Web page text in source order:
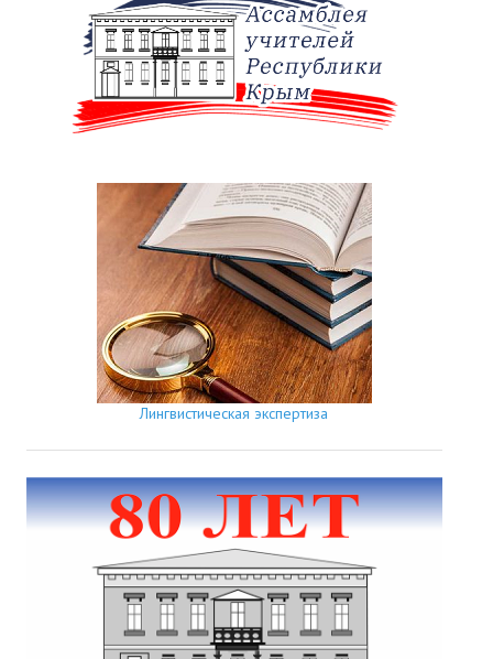
Лингвистическая экспертиза